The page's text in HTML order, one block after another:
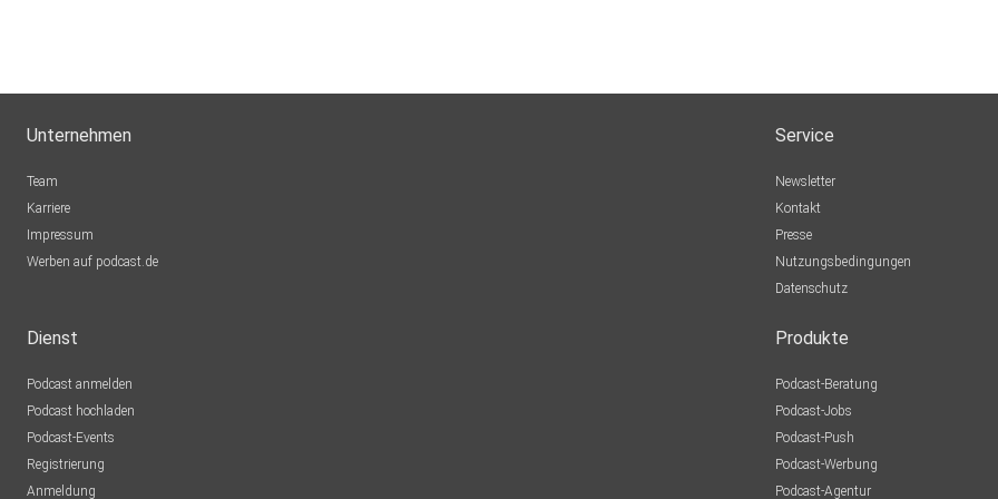
Unternehmen
Team
Karriere
Impressum
Werben auf podcast.de
Service
Newsletter
Kontakt
Presse
Nutzungsbedingungen
Datenschutz
Dienst
Podcast anmelden
Podcast hochladen
Podcast-Events
Registrierung
Anmeldung
Produkte
Podcast-Beratung
Podcast-Jobs
Podcast-Push
Podcast-Werbung
Podcast-Agentur